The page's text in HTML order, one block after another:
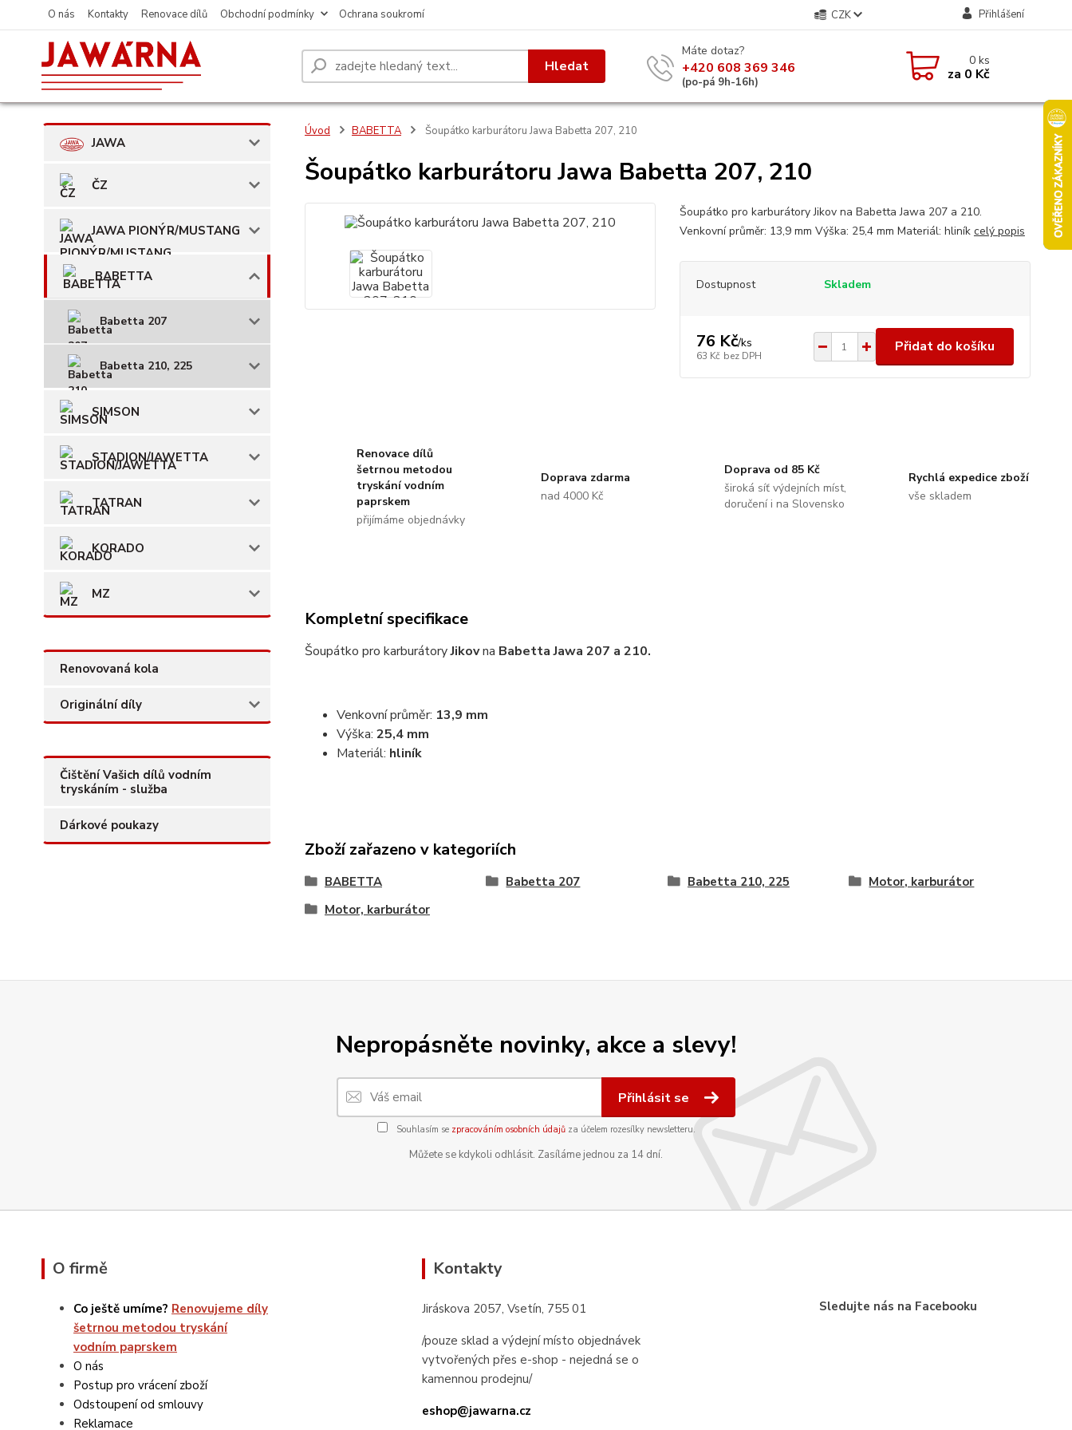
O nás Kontakty Renovace dílů Obchodní podmínky Ochrana soukromí CZK Přihlášení
Hledat
Máte dotaz?
+420 608 369 346
(po-pá 9h-16h)
0ks
za 0 Kč
JAWA
ČZ
JAWA PIONÝR/MUSTANG
BABETTA
Babetta 207
Babetta 210, 225
SIMSON
STADION/JAWETTA
TATRAN
KORADO
MZ
Renovovaná kola
Originální díly
Čištění Vašich dílů vodním
tryskáním - služba
Dárkové poukazy
Úvod BABETTA Šoupátko karburátoru Jawa Babetta 207, 210
Šoupátko karburátoru Jawa Babetta 207, 210
Šoupátko pro karburátory Jikov na Babetta Jawa 207 a 210.
Venkovní průměr: 13,9 mm Výška: 25,4 mm Materiál: hliník celý popis
Dostupnost Skladem
76 Kč/ks
63 Kč bez DPH
Přidat do košíku
Renovace dílů
šetrnou metodou
tryskání vodním
paprskem
přijímáme objednávky
Doprava zdarma
nad 4000 Kč
Doprava od 85 Kč
široká síť výdejních míst,
doručení i na Slovensko
Rychlá expedice zboží
vše skladem
Kompletní specifikace
Šoupátko pro karburátoryJikovna Babetta Jawa 207 a 210.
Venkovní průměr: 13,9 mm
Výška: 25,4 mm
Materiál: hliník
Zboží zařazeno v kategoriích
BABETTA Babetta 207 Babetta 210, 225
Motor, karburátor
Motor, karburátor
Nepropásněte novinky, akce a slevy!
Přihlásit se
Souhlasím se zpracováním osobních údajůza účelem rozesílky newsletteru.
Můžete se kdykoli odhlásit. Zasíláme jednou za 14 dní.
O firmě
Co ještě umíme? Renovujeme díly
šetrnou metodou tryskání
vodním paprskem
O nás
Postup pro vrácení zboží
Odstoupení od smlouvy
Reklamace
Kontakty
Jiráskova 2057, Vsetín, 755 01
/pouze sklad a výdejní místo objednávek
vytvořených přes e-shop - nejedná se o
kamennou prodejnu/
eshop@jawarna.cz
Sledujte nás na Facebooku